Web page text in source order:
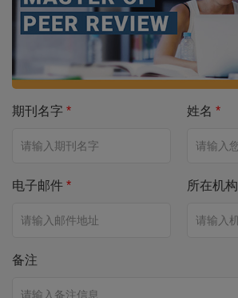
期刊名字 * 姓名 *
电子邮件 * 所在机构
备注